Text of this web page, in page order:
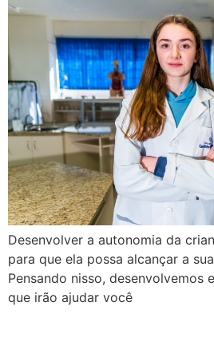
Desenvolver a autonomia da
para que ela possa alcançar a
Pensando nisso, desenvolvemos
que irão ajudar você